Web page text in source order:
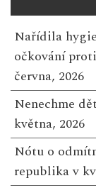
Nařídila
očkování
června, 2026
Nenechme
května, 2026
Nótu o
republika v